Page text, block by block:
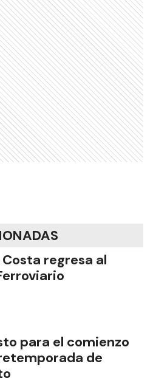
regresa al
para el comienzo
de